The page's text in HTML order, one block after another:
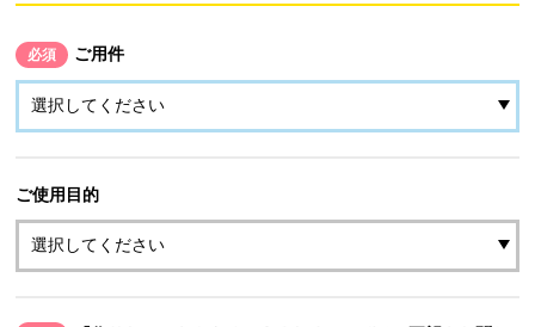
必須 ご用件
ご使用目的